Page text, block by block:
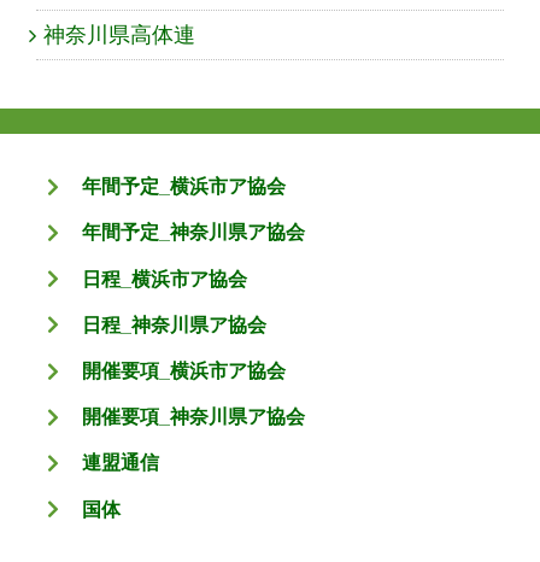
神奈川県高体連
年間予定_横浜市ア協会
年間予定_神奈川県ア協会
日程_横浜市ア協会
日程_神奈川県ア協会
開催要項_横浜市ア協会
開催要項_神奈川県ア協会
連盟通信
国体